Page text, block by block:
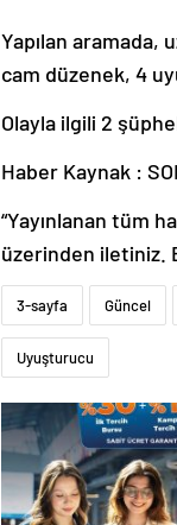
Yapılan
cam düzenek, 4
Olayla ilgili 2
Haber Kaynak :
“Yayınlanan tüm
üzerinden iletiniz.
3-sayfa Güncel
Uyuşturucu